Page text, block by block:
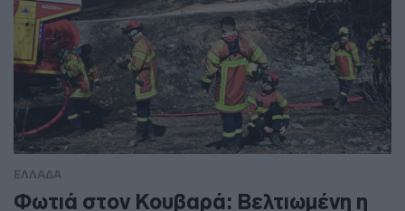
ΕΛΛΑΔΑ
Φωτιά στον Κουβαρά: Βελτιωμένη η